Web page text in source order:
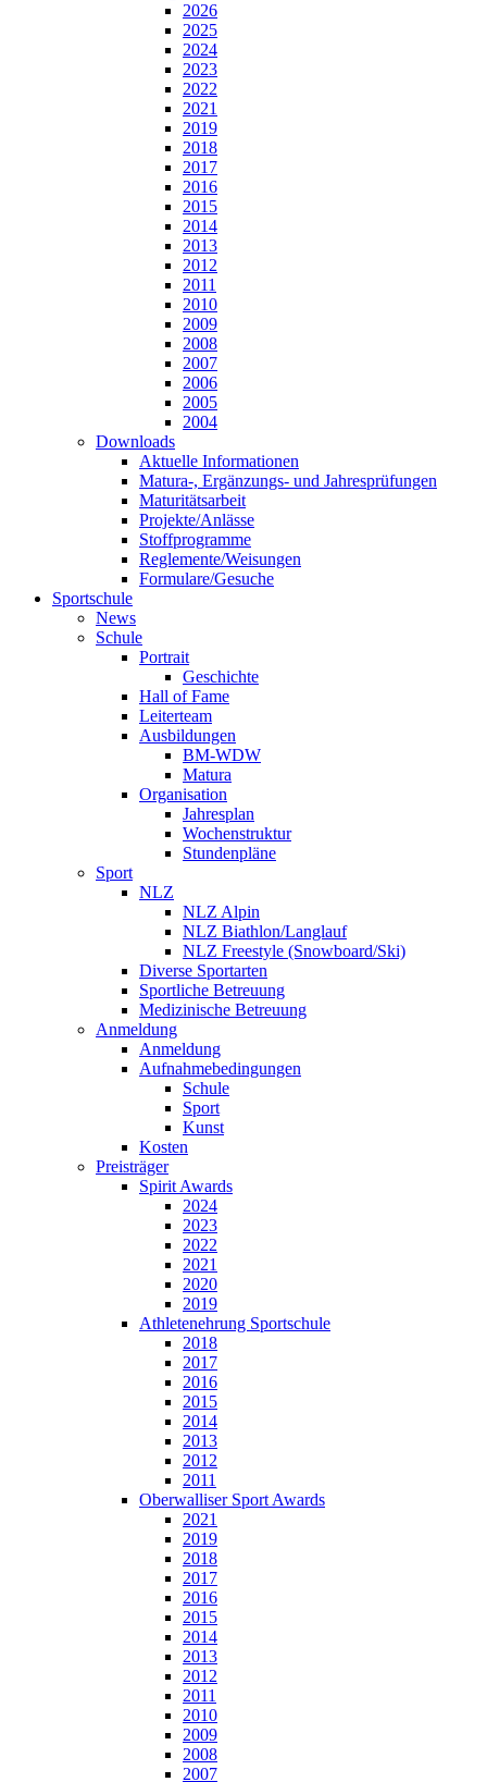
2026
2025
2024
2023
2022
2021
2019
2018
2017
2016
2015
2014
2013
2012
2011
2010
2009
2008
2007
2006
2005
2004
Downloads
Aktuelle Informationen
Matura-, Ergänzungs- und Jahresprüfungen
Maturitätsarbeit
Projekte/Anlässe
Stoffprogramme
Reglemente/Weisungen
Formulare/Gesuche
Sportschule
News
Schule
Portrait
Geschichte
Hall of Fame
Leiterteam
Ausbildungen
BM-WDW
Matura
Organisation
Jahresplan
Wochenstruktur
Stundenpläne
Sport
NLZ
NLZ Alpin
NLZ Biathlon/Langlauf
NLZ Freestyle (Snowboard/Ski)
Diverse Sportarten
Sportliche Betreuung
Medizinische Betreuung
Anmeldung
Anmeldung
Aufnahmebedingungen
Schule
Sport
Kunst
Kosten
Preisträger
Spirit Awards
2024
2023
2022
2021
2020
2019
Athletenehrung Sportschule
2018
2017
2016
2015
2014
2013
2012
2011
Oberwalliser Sport Awards
2021
2019
2018
2017
2016
2015
2014
2013
2012
2011
2010
2009
2008
2007